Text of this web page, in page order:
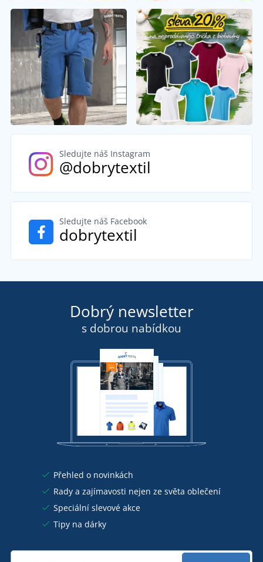
Sledujte náš Instagram
@dobrytextil
Sledujte náš Facebook
dobrytextil
Dobrý newsletter
s dobrou nabídkou
Přehled o novinkách
Rady a zajímavosti nejen ze světa oblečení
Speciální slevové akce
Tipy na dárky